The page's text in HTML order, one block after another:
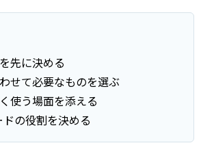
先に決める
せて必要なものを選ぶ
使う場面を添える
の役割を決める